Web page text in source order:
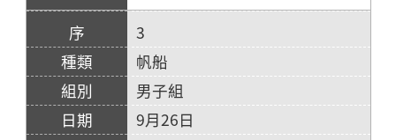
3
帆船
男子組
9月26日